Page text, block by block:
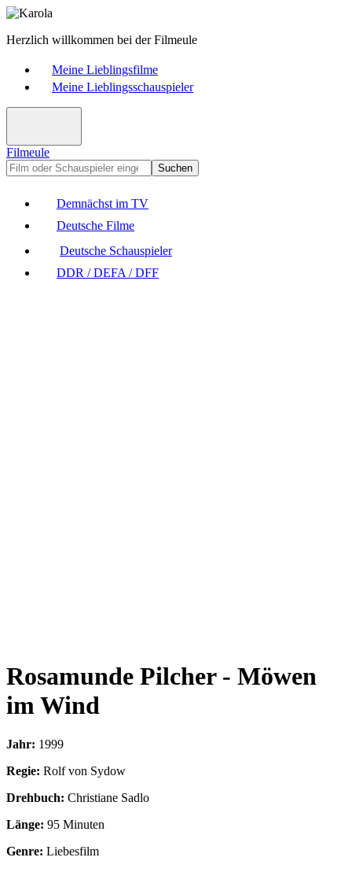
Herzlich willkommen bei der Filmeule
Meine Lieblingsfilme
Meine Lieblingsschauspieler
Filmeule
Suchen
Demnächst im TV
Deutsche Filme
Deutsche Schauspieler
DDR / DEFA / DFF
Rosamunde Pilcher - Möwen
im Wind
Jahr: 1999
Regie: Rolf von Sydow
Drehbuch: Christiane Sadlo
Länge: 95 Minuten
Genre: Liebesfilm